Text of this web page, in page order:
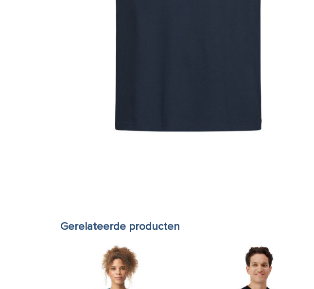
Gerelateerde producten